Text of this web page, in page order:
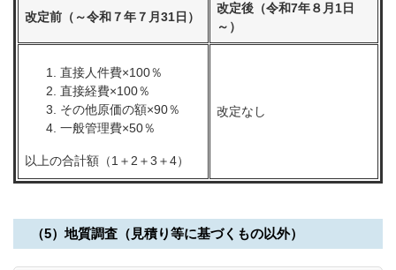
改定前（～令和７年７月31日）
改定後（令和7年８月1日
～）
直接人件費×100％
直接経費×100％
その他原価の額×90％
一般管理費×50％
以上の合計額（1＋2＋3＋4）
改定なし
（5）地質調査（見積り等に基づくもの以外）